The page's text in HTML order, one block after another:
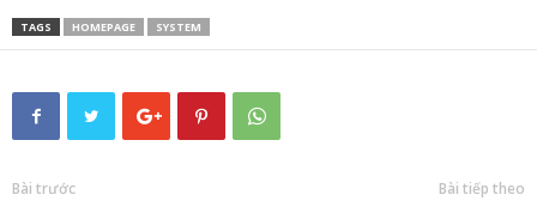
TAGS HOMEPAGE SYSTEM
Bài trước Bài tiếp theo